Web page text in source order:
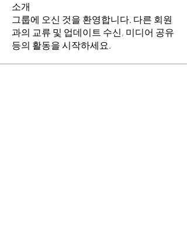
소개
그룹에 오신 것을 환영합니다. 다른 회원
과의 교류 및 업데이트 수신, 미디어 공유
등의 활동을 시작하세요.